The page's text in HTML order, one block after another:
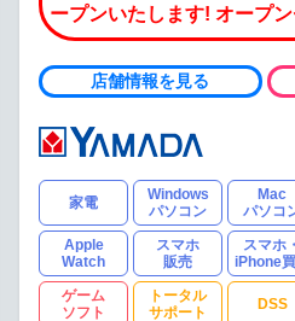
ープンいたします! オープ
店舗情報を見る
家電
Windows
パソコン
Mac
パソコ
Apple
Watch
スマホ
販売
スマホ・
iPhone
ゲーム
ソフト
トータル
サポート
DSS